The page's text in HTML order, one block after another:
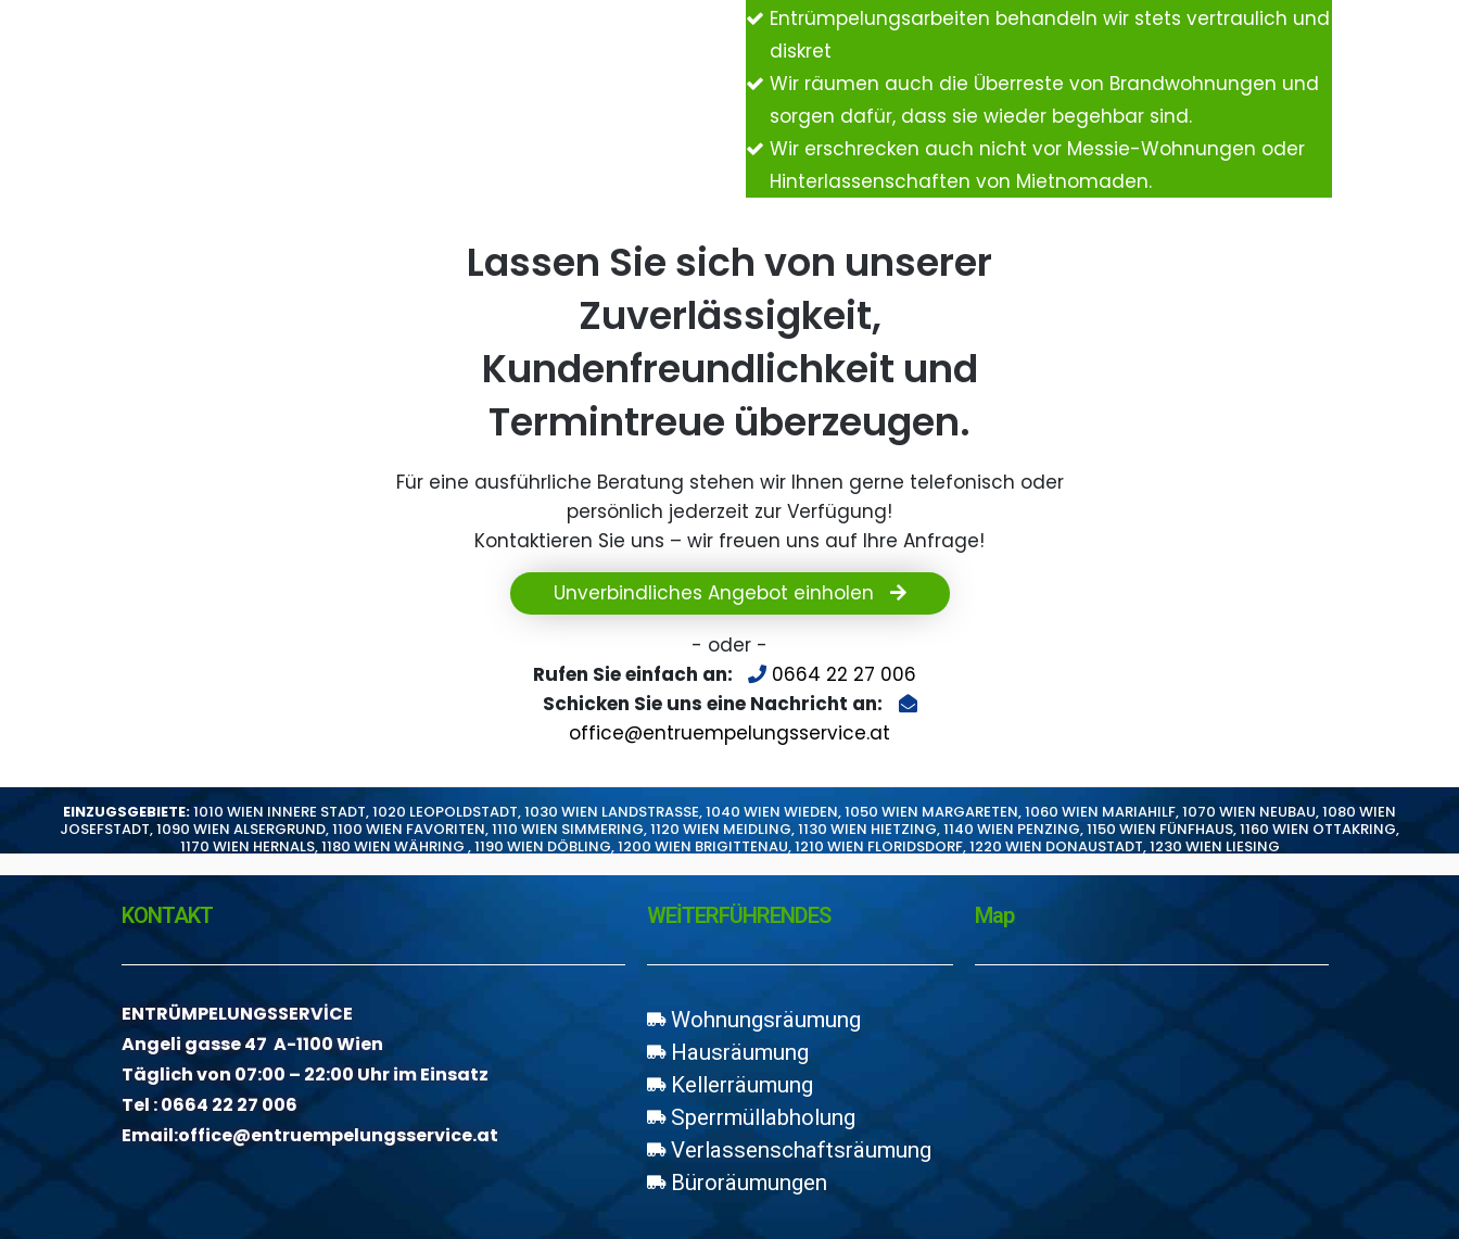
Entrümpelungsarbeiten behandeln wir stets vertraulich und
diskret
Wir räumen auch die Überreste von Brandwohnungen und
sorgen dafür, dass sie wieder begehbar sind.
Wir erschrecken auch nicht vor Messie-Wohnungen oder
Hinterlassenschaften von Mietnomaden.
Lassen Sie sich von unserer
Zuverlässigkeit,
Kundenfreundlichkeit und
Termintreue überzeugen.
Für eine ausführliche Beratung stehen wir Ihnen gerne telefonisch oder
persönlich jederzeit zur Verfügung!
Kontaktieren Sie uns – wir freuen uns auf Ihre Anfrage!
Unverbindliches Angebot einholen
- oder -
Rufen Sie einfach an:
0664 22 27 006
Schicken Sie uns eine Nachricht an:
office@entruempelungsservice.at
EINZUGSGEBIETE:1010 WIEN INNERE STADT,1020 LEOPOLDSTADT,1030 WIEN LANDSTRASSE,1040 WIEN WIEDEN,1050 WIEN MARGARETEN,1060 WIEN MARIAHILF,1070 WIEN NEUBAU,1080 WIEN
JOSEFSTADT,1090 WIEN ALSERGRUND,1100 WIEN FAVORITEN,1110 WIEN SIMMERING,1120 WIEN MEIDLING,1130 WIEN HIETZING,1140 WIEN PENZING,1150 WIEN FÜNFHAUS,1160 WIEN OTTAKRING,
1170 WIEN HERNALS,1180 WIEN WÄHRING ,1190 WIEN DÖBLING,1200 WIEN BRIGITTENAU,1210 WIEN FLORIDSDORF,1220 WIEN DONAUSTADT,1230 WIEN LIESING
KONTAKT
ENTRÜMPELUNGSSERVİCE
Angeli gasse 47 A-1100 Wien
Täglich von 07:00 – 22:00 Uhr im Einsatz
Tel :0664 22 27 006
Email:office@entruempelungsservice.at
WEİTERFÜHRENDES
Wohnungsräumung
Hausräumung
Kellerräumung
Sperrmüllabholung
Verlassenschaftsräumung
Büroräumungen
Map